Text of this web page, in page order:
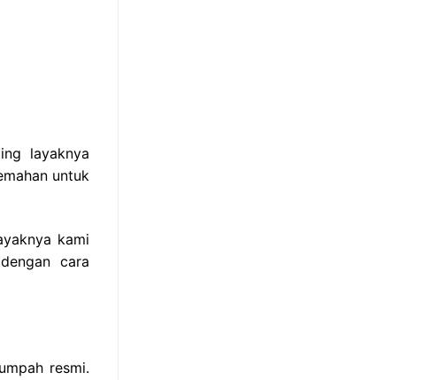
layaknya
untuk
kami
cara
resmi.